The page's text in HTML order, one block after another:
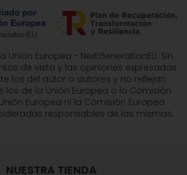
Unión Europea - NextGenerationEU. Sin
de vista y las opiniones expresadas
los del autor o autores y no reflejan
los de la Unión Europea o la Comisión
Europea ni la Comisión Europea
responsables de las mismas.
NUESTRA TIENDA